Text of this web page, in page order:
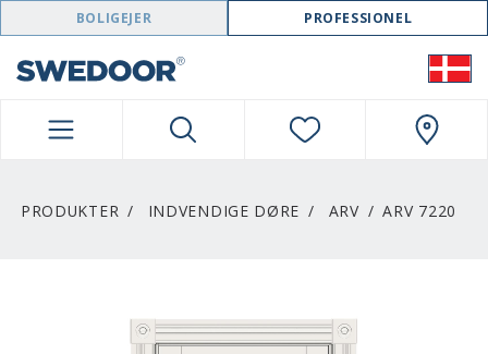
SWEDOOR NAVIGATION
BOLIGEJER PROFESSIONEL
PRODUKTER INDVENDIGE DØRE ARV ARV 7220